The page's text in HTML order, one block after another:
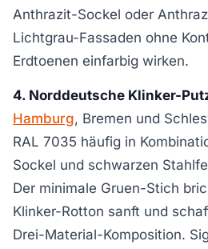
Anthrazit-Sockel oder
Lichtgrau-Fassaden ohne
Erdtoenen einfarbig wirken.
4. Norddeutsche Klinker-
Hamburg, Bremen und
RAL 7035 häufig in
Sockel und schwarzen
Der minimale Gruen-Stich
Klinker-Rotton sanft und
Drei-Material-Komposition.